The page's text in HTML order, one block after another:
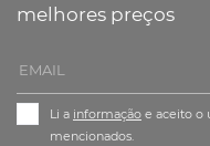
melhores preços
Li a informação e aceito o
mencionados.